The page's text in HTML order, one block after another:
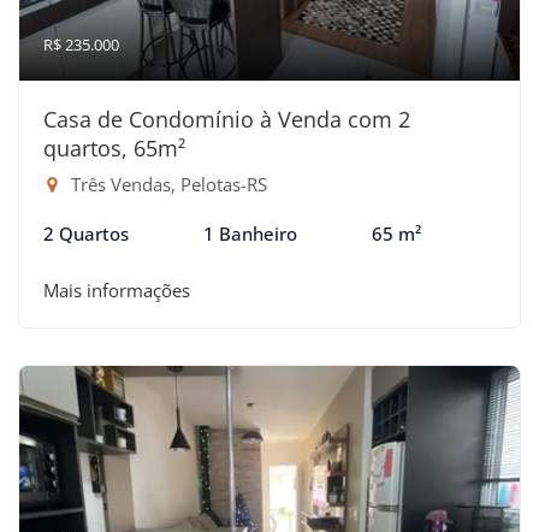
R$ 235.000
Casa de Condomínio à Venda com 2
quartos, 65m²
Três Vendas, Pelotas-RS
2 Quartos 1 Banheiro 65 m²
Mais informações